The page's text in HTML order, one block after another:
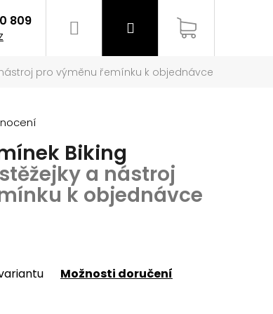
809 PřihlášeníNákupní
pro výměnu řemínku k objednávce
Biking
a nástroj
k objednávce
Možnosti doručení